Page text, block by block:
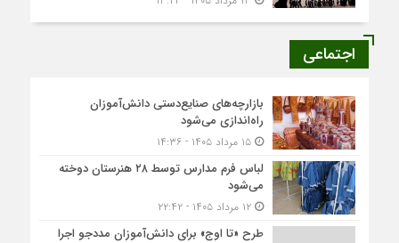
اجتماعی
بازارچه‌های صنایع‌دستی دانش‌آموزان
راه‌اندازی می‌شود
۱۵ مرداد ۱۴۰۵ - ۱۴:۳۶
لباس فرم مدارس توسط ۲۸ هنرستان‌ دوخته
می‌شود
۱۲ مرداد ۱۴۰۵ - ۲۲:۴۲
طرح «تا اوج» برای دانش‌آموزان مددجو اجرا